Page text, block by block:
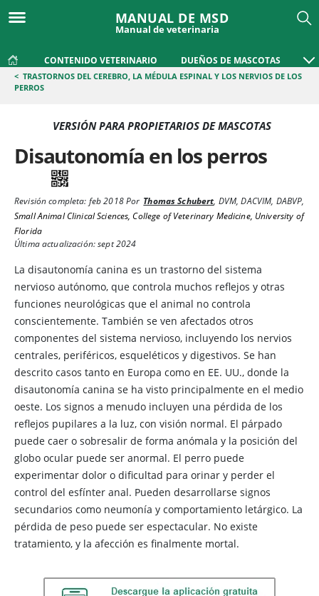
MANUAL DE MSD
Manual de veterinaria
CONTENIDO VETERINARIO DUEÑOS DE MASCOTAS
< TRASTORNOS DEL CEREBRO, LA MÉDULA ESPINAL Y LOS NERVIOS DE LOS
PERROS
VERSIÓN PARA PROPIETARIOS DE MASCOTAS
Disautonomía en los perros
Revisión completa: feb 2018Por Thomas Schubert, DVM, DACVIM, DABVP,
Small Animal Clinical Sciences, College of Veterinary Medicine, University of
Florida
Última actualización: sept 2024
La disautonomía canina es un trastorno del sistema
nervioso autónomo, que controla muchos reflejos y otras
funciones neurológicas que el animal no controla
conscientemente. También se ven afectados otros
componentes del sistema nervioso, incluyendo los nervios
centrales, periféricos, esqueléticos y digestivos. Se han
descrito casos tanto en Europa como en EE. UU., donde la
disautonomía canina se ha visto principalmente en el medio
oeste. Los signos a menudo incluyen una pérdida de los
reflejos pupilares a la luz, con visión normal. El párpado
puede caer o sobresalir de forma anómala y la posición del
globo ocular puede ser anormal. El perro puede
experimentar dolor o dificultad para orinar y perder el
control del esfínter anal. Pueden desarrollarse signos
secundarios como neumonía y comportamiento letárgico. La
pérdida de peso puede ser espectacular. No existe
tratamiento, y la afección es finalmente mortal.